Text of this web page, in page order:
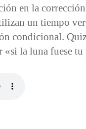
en la corrección
un tiempo
condicional.
«si la luna fuese